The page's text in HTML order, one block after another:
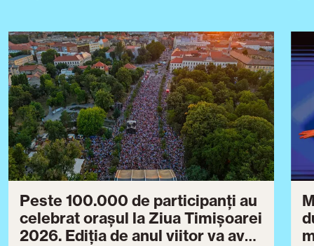
Peste 100.000 de participanți au
celebrat orașul la Ziua Timișoarei
2026. Ediția de anul viitor va avea